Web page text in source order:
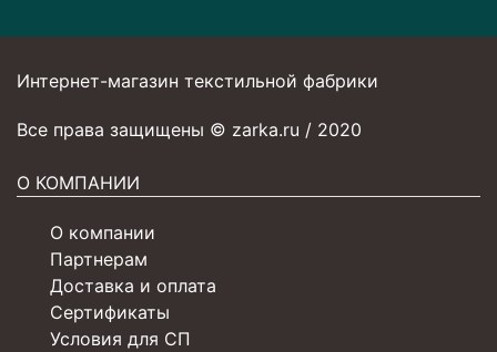
Интернет-магазин текстильной фабрики
Все права защищены © zarka.ru / 2020
О КОМПАНИИ
О компании
Партнерам
Доставка и оплата
Сертификаты
Условия для СП